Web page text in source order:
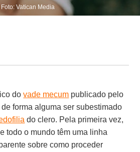
Foto: Vatican Media
dovade mecum publicado pelo
forma alguma ser subestimado
do clero. Pela primeira vez,
todo o mundo têm uma linha
sobre como proceder